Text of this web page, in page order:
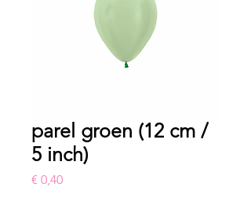
parel groen (12 cm /
5 inch)
€ 0,40Prijs